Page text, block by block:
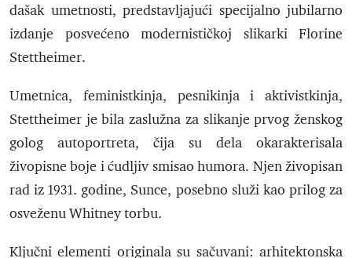
dašak umetnosti, predstavljajući specijalno jubilarno
izdanje posvećeno modernističkoj slikarki Florine
Stettheimer.
Umetnica, feministkinja, pesnikinja i aktivistkinja,
Stettheimer je bila zaslužna za slikanje prvog ženskog
golog autoportreta, čija su dela okarakterisala
živopisne boje i ćudljiv smisao humora. Njen živopisan
rad iz 1931. godine, Sunce, posebno služi kao prilog za
osveženu Whitney torbu.
Ključni elementi originala su sačuvani: arhitektonska